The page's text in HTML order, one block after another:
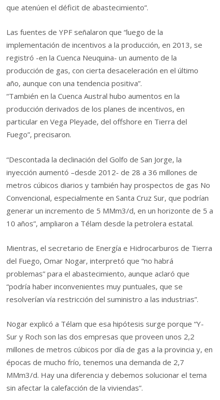
que atenúen el déficit de abastecimiento”.
Las fuentes de YPF señalaron que “luego de la
implementación de incentivos a la producción, en 2013, se
registró -en la Cuenca Neuquina- un aumento de la
producción de gas, con cierta desaceleración en el último
año, aunque con una tendencia positiva”.
“También en la Cuenca Austral hubo aumentos en la
producción derivados de los planes de incentivos, en
particular en Vega Pleyade, del offshore en Tierra del
Fuego”, precisaron.
“Descontada la declinación del Golfo de San Jorge, la
inyección aumentó –desde 2012- de 28 a 36 millones de
metros cúbicos diarios y también hay prospectos de gas No
Convencional, especialmente en Santa Cruz Sur, que podrían
generar un incremento de 5 MMm3/d, en un horizonte de 5 a
10 años”, ampliaron a Télam desde la petrolera estatal.
Mientras, el secretario de Energía e Hidrocarburos de Tierra
del Fuego, Omar Nogar, interpretó que “no habrá
problemas” para el abastecimiento, aunque aclaró que
“podría haber inconvenientes muy puntuales, que se
resolverían vía restricción del suministro a las industrias”.
Nogar explicó a Télam que esa hipótesis surge porque “Y-
Sur y Roch son las dos empresas que proveen unos 2,2
millones de metros cúbicos por día de gas a la provincia y, en
épocas de mucho frío, tenemos una demanda de 2,7
MMm3/d. Hay una diferencia y debemos solucionar el tema
sin afectar la calefacción de la viviendas”.